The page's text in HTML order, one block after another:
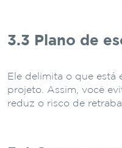
3.3 Plano de
Ele delimita o que está
projeto. Assim, você
reduz o risco de